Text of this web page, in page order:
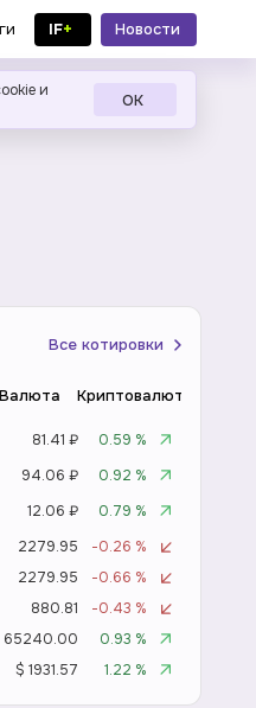
IF+
Новости
в MAX
и
ОК
Все котировки
Валюта Криптовалюта
81.41 ₽
0.59 %
94.06 ₽
0.92 %
12.06 ₽
0.79 %
2279.95
-0.26 %
2279.95
-0.66 %
880.81
-0.43 %
65240.00
0.93 %
$ 1931.57 1.22 %